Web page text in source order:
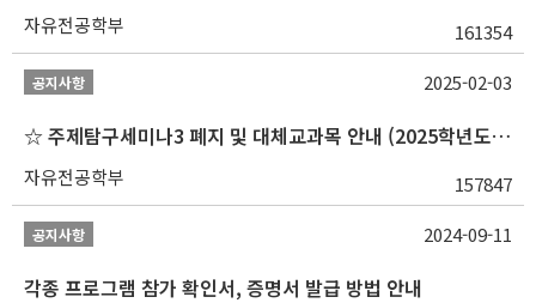
자유전공학부 161354
공지사항
☆ 주제탐구세미나3 폐지 및 대체교과목 안내 (2025학년도 1학기부터)
자유전공학부 157847
2025-02-03
공지사항
각종 프로그램 참가 확인서, 증명서 발급 방법 안내
2024-09-11